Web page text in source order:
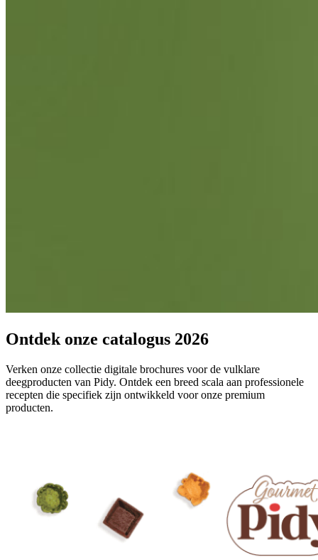
Ontdek onze catalogus 2026
Verken onze collectie digitale brochures voor de vulklare
deegproducten van Pidy. Ontdek een breed scala aan professionele
recepten die specifiek zijn ontwikkeld voor onze premium
producten.